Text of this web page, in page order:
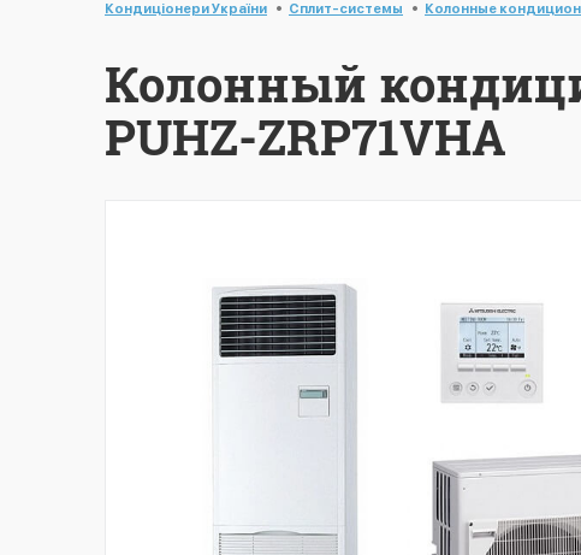
Кондиціонери України Cплит-системы Колонные
Колонный
PUHZ-ZRP71VHA